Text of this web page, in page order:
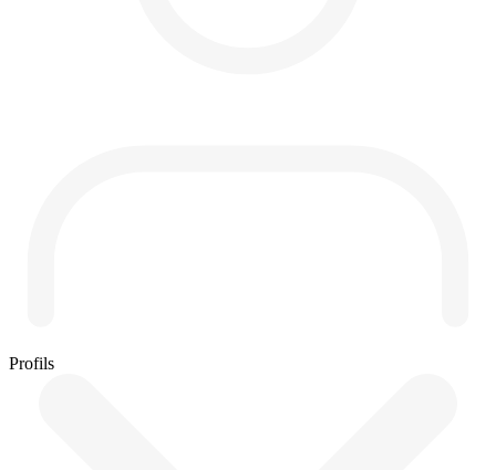
Profils